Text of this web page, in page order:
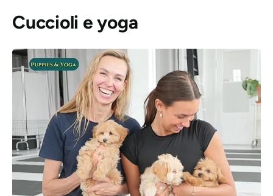
Cuccioli e yoga